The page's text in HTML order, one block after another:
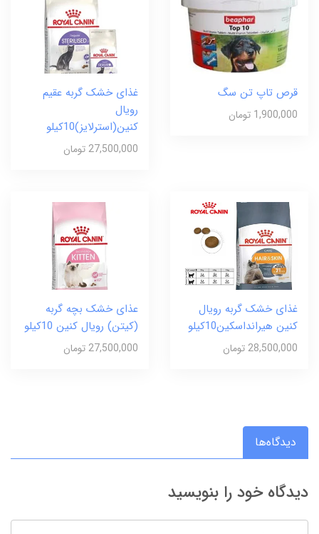
قرص تاپ تن سگ
1,900,000 تومان
غذای خشک گربه عقیم
رویال
کنین(استرلایز)10کیلو
27,500,000 تومان
غذای خشک گربه رویال
کنین هیرانداسکین10کیلو
28,500,000 تومان
عذای خشک بچه گربه
(کیتن) رویال کنین 10کیلو
27,500,000 تومان
دیدگاه‌ها
دیدگاه خود را بنویسید